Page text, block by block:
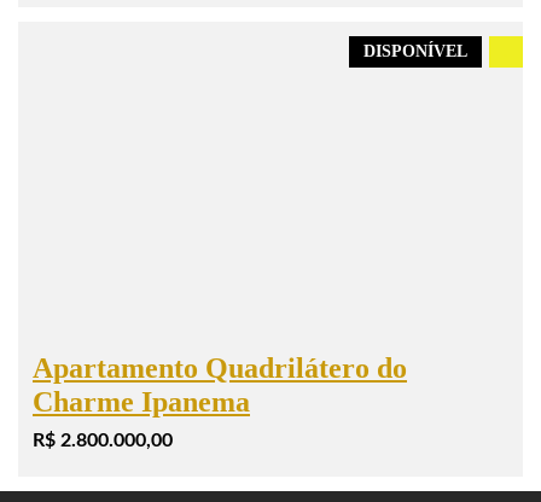
DISPONÍVEL
Apartamento Quadrilátero do
Charme Ipanema
R$ 2.800.000,00